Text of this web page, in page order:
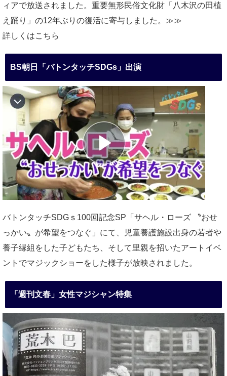
ィアで放送されました。重要無形民俗文化財「八木沢の田植
え踊り」の12年ぶりの復活に寄与しました。≫≫
詳しくはこちら
BS朝日「バトンタッチSDGs」出演
バトンタッチSDGｓ100回記念SP「サヘル・ローズ 〝おせ
っかい〟が希望をつなぐ」にて、児童養護施設出身の若者や
養子縁組をした子どもたち、そして里親を招いたアートイベ
ントでマジックショーをした様子が放映されました。
「週刊文春」女性マジシャン特集